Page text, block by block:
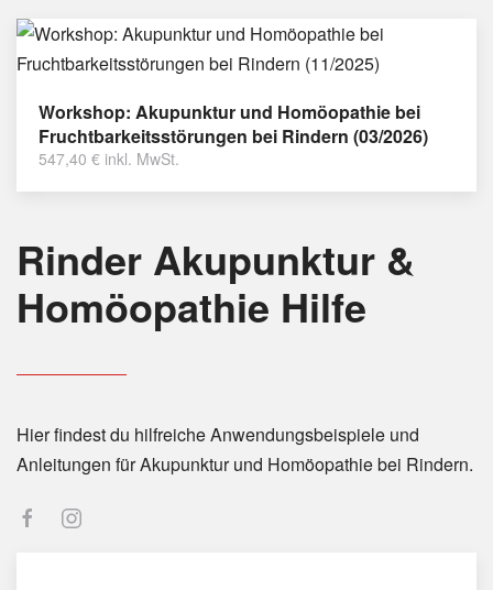
Workshop: Akupunktur und Homöopathie bei
Fruchtbarkeitsstörungen bei Rindern (03/2026)
547,40 € inkl. MwSt.
Rinder Akupunktur &
Homöopathie Hilfe
Hier findest du hilfreiche Anwendungsbeispiele und
Anleitungen für Akupunktur und Homöopathie bei Rindern.